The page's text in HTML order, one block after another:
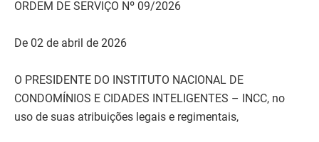
ORDEM DE SERVIÇO Nº 09/2026
De 02 de abril de 2026
O PRESIDENTE DO INSTITUTO NACIONAL DE
CONDOMÍNIOS E CIDADES INTELIGENTES – INCC, no
uso de suas atribuições legais e regimentais,